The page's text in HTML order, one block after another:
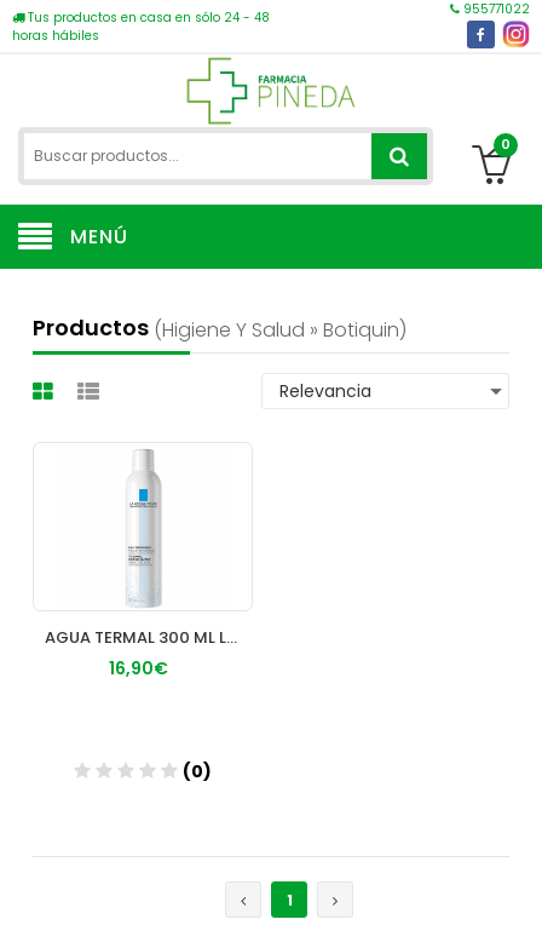
Tus productos en casa en sólo 24 - 48
horas hábiles
955771022
0
MENÚ
Productos (higiene Y Salud » Botiquin)
AGUA TERMAL 300 ML LA ROCHEPOSAY
16,90€
(0)
1